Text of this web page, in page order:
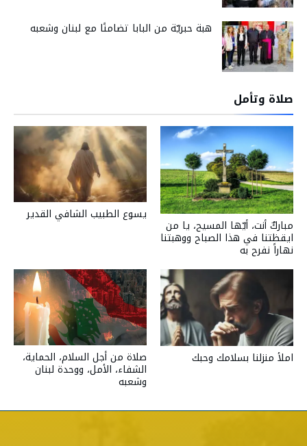
هبة حبريّة من البابا تضامنًا مع لبنان وشعبه
صلاة وتأمل
يسوع الطبيب الشافي القدير
مباركٌ أنت، أيّها المسيح، يا من
ايقظتنا في هذا الصباح ووهبتنا
نهاراً نفرح به
صلاة من أجل السلام، الحماية،
الشفاء، الأمل، ووحدة لبنان
وشعبه
املأ منزلنا بسلامك وحبك